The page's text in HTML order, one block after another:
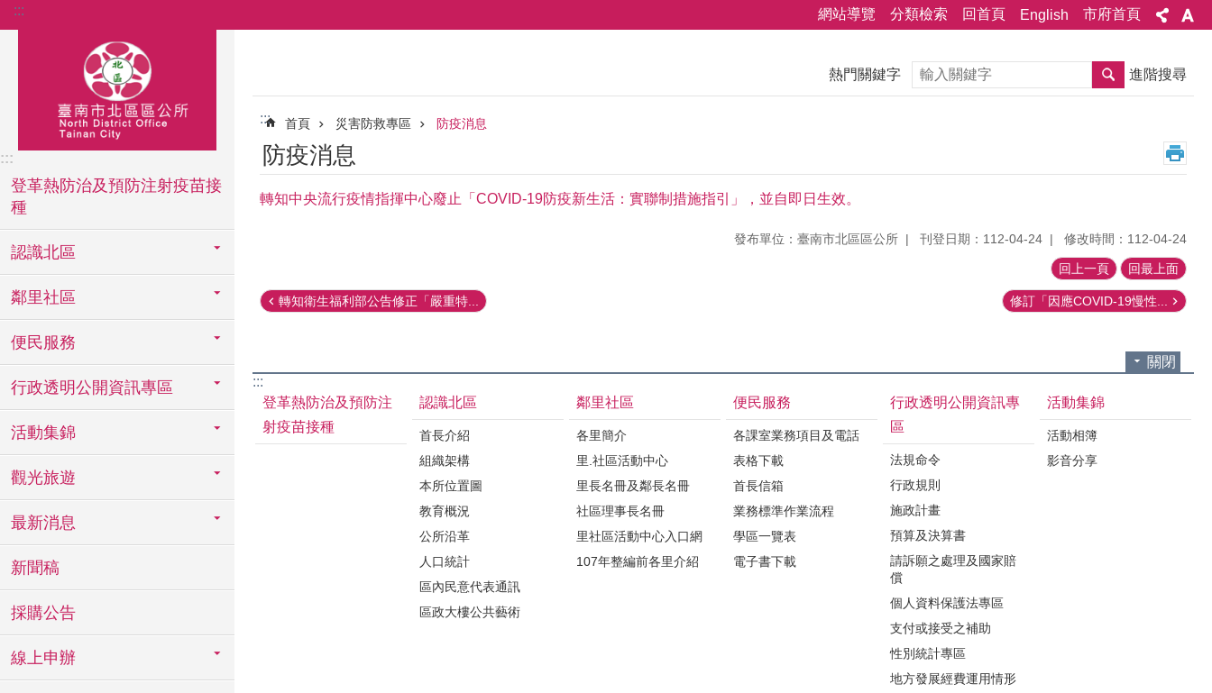
跳到主要內容區塊
::: 網站導覽 分類檢索 回首頁 English 市府首頁
:::
登革熱防治及預防注射疫苗接
種
認識北區
鄰里社區
便民服務
行政透明公開資訊專區
活動集錦
觀光旅遊
最新消息
新聞稿
採購公告
線上申辦
熱門關鍵字 搜尋 進階搜尋
::: 首頁 災害防救專區 防疫消息
防疫消息
轉知中央流行疫情指揮中心廢止「COVID-19防疫新生活：實聯制措施指引」，並自即日生效。
發布單位：臺南市北區區公所 刊登日期：112-04-24 修改時間：112-04-24
回上一頁 回最上面
轉知衛生福利部公告修正「嚴重特... 修訂「因應COVID-19慢性...
關閉
:::
登革熱防治及預防注
射疫苗接種
認識北區
首長介紹
組織架構
本所位置圖
教育概況
公所沿革
人口統計
區內民意代表通訊
區政大樓公共藝術
鄰里社區
各里簡介
里.社區活動中心
里長名冊及鄰長名冊
社區理事長名冊
里社區活動中心入口網
107年整編前各里介紹
便民服務
各課室業務項目及電話
表格下載
首長信箱
業務標準作業流程
學區一覽表
電子書下載
行政透明公開資訊專
區
法規命令
行政規則
施政計畫
預算及決算書
請訴願之處理及國家賠
償
個人資料保護法專區
支付或接受之補助
性別統計專區
地方發展經費運用情形
活動集錦
活動相簿
影音分享